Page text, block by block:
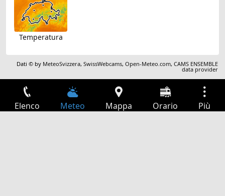
Temperatura
Dati © by MeteoSvizzera,SwissWebcams,Open-Meteo.com,CAMS ENSEMBLE
data provider
Elenco Meteo Mappa Orario Più